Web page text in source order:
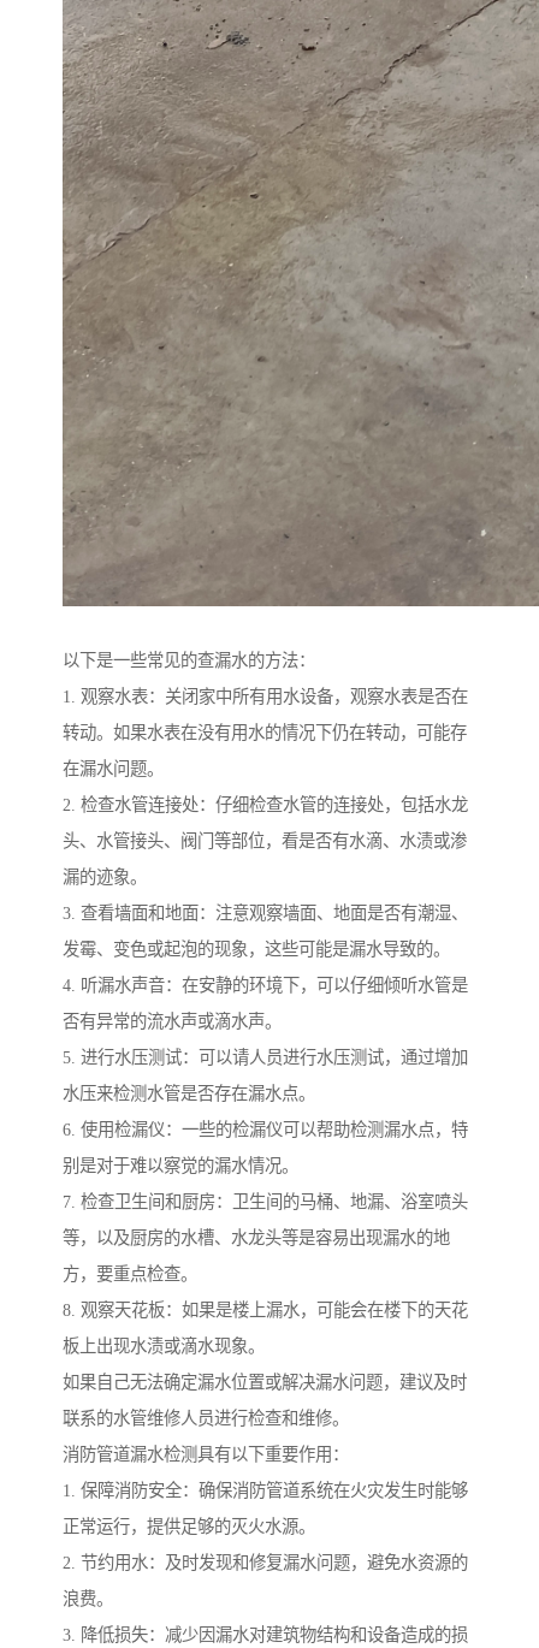
以下是一些常见的查漏水的方法：
1. 观察水表：关闭家中所有用水设备，观察水表是否在
转动。如果水表在没有用水的情况下仍在转动，可能存
在漏水问题。
2. 检查水管连接处：仔细检查水管的连接处，包括水龙
头、水管接头、阀门等部位，看是否有水滴、水渍或渗
漏的迹象。
3. 查看墙面和地面：注意观察墙面、地面是否有潮湿、
发霉、变色或起泡的现象，这些可能是漏水导致的。
4. 听漏水声音：在安静的环境下，可以仔细倾听水管是
否有异常的流水声或滴水声。
5. 进行水压测试：可以请人员进行水压测试，通过增加
水压来检测水管是否存在漏水点。
6. 使用检漏仪：一些的检漏仪可以帮助检测漏水点，特
别是对于难以察觉的漏水情况。
7. 检查卫生间和厨房：卫生间的马桶、地漏、浴室喷头
等，以及厨房的水槽、水龙头等是容易出现漏水的地
方，要重点检查。
8. 观察天花板：如果是楼上漏水，可能会在楼下的天花
板上出现水渍或滴水现象。
如果自己无法确定漏水位置或解决漏水问题，建议及时
联系的水管维修人员进行检查和维修。
消防管道漏水检测具有以下重要作用：
1. 保障消防安全：确保消防管道系统在火灾发生时能够
正常运行，提供足够的灭火水源。
2. 节约用水：及时发现和修复漏水问题，避免水资源的
浪费。
3. 降低损失：减少因漏水对建筑物结构和设备造成的损